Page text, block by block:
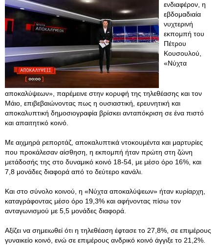
ενδιαφέρον, η
εβδομαδιαία
νυχτερινή
εκπομπή του
Πέτρου
Κουσουλού,
«Νύχτα
αποκαλύψεων», παρέμεινε στην κορυφή της τηλεθέασης και τον
Μάιο, επιβεβαιώνοντας πως η ουσιαστική, ερευνητική και
αποκαλυπτική δημοσιογραφία βρίσκει ανταπόκριση σε ένα πιστό
και απαιτητικό κοινό.
Με αιχμηρά ρεπορτάζ, αποκαλυπτικά ντοκουμέντα και μαρτυρίες
που προκάλεσαν αίσθηση, η εκπομπή ήταν πρώτη στη ζώνη
μετάδοσής της στο δυναμικό κοινό 18-54, με μέσο όρο 16%, και
7,8 μονάδες διαφορά από το δεύτερο κανάλι.
Και στο σύνολο κοινού, η «Νύχτα αποκαλύψεων» ήταν κυρίαρχη,
καταγράφοντας μέσο όρο 19,3% και αφήνοντας πίσω τον
ανταγωνισμού με 5,5 μονάδες διαφορά.
Αξίζει να σημειωθεί ότι η τηλεθέαση έφτασε το 27,8%, σε επιμέρους
γυναικείο κοινό, ενώ σε επιμέρους ανδρικό κοινό άγγιξε το 21,2%.